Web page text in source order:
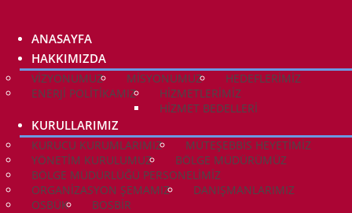
ANASAYFA
HAKKIMIZDA
VIZYONUMUZ MISYONUMUZ
HEDEFLERIMIZ
ENERJI POLITIKAMIZ
HIZMETLERIMIZ
HIZMET BEDELLERI
KURULLARIMIZ
KURUCU KURUMLARIMIZ
MÜTEŞEBBIS HEYETIMIZ
YÖNETIM KURULUMUZ
BÖLGE MÜDÜRÜMÜZ
BÖLGE MÜDÜRLÜĞÜ PERSONELIMIZ
ORGANIZASYON ŞEMAMIZ
DANIŞMANLARIMIZ
OSBÜK
BOSBİR